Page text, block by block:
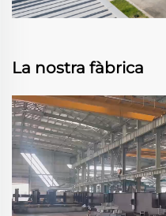
La nostra fàbrica